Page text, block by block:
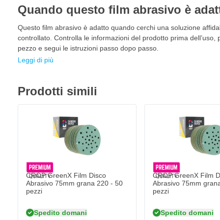
per ogni settore. Questi dischi in film abrasivo
universalmente per risultati professionali. Questo disco è
professionali e esigenti dove durata, precisione e velocità sono
Automotive & riparazione danni
Lavorazione dei metalli
Industria del legno
Costruzione di yacht e applicazioni aeronautiche
Caratteristiche dei dischi abrasivi CROP GreenX Film
Dischi abrasivi professionali su supporto in film di poliestere
Grani abrasivi di ossido di alluminio di massima qualità con
Supporto in pellicola flessibile che è resistente agli strappi
Modello multforo e per la migliore aspirazione della polvere
Unici 25 fori per la polvere nel supporto in pellicola che non
Quando questo film abrasivo è
Questo film abrasivo è adatto quando cerchi una soluzione
controllato. Controlla le informazioni del prodotto prima
pezzo e segui le istruzioni passo dopo passo.
Leggi di più
Prodotti simili
CROP GreenX Film Disco
Abrasivo 75mm grana 220 - 50
pezzi
Spedito domani
CROP GreenX Film
Abrasivo 75mm
pezzi
Spedito domani